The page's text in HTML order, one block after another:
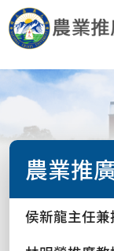
農業推
侯新龍主任